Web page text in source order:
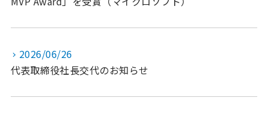
2026/06/26
代表取締役社長交代のお知らせ